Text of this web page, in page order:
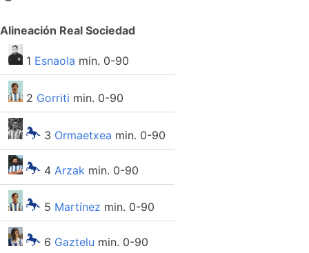
Alineación Real Sociedad
1 Esnaola min. 0-90
2 Gorriti min. 0-90
3 Ormaetxea min. 0-90
4 Arzak min. 0-90
5 Martínez min. 0-90
6 Gaztelu min. 0-90